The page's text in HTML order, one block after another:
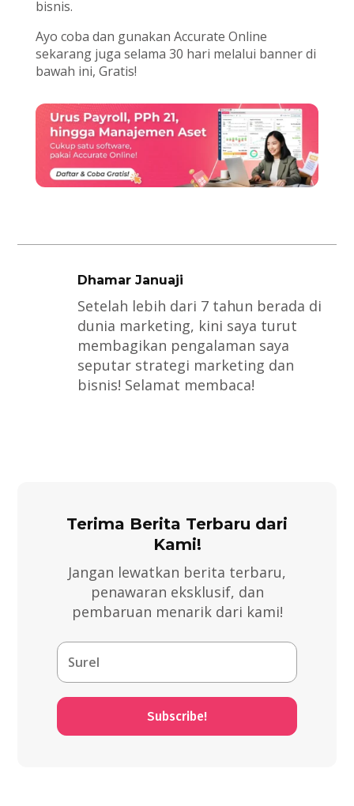
bisnis.
Ayo coba dan gunakan Accurate Online
sekarang juga selama 30 hari melalui banner di
bawah ini, Gratis!
Dhamar Januaji
Setelah lebih dari 7 tahun berada di
dunia marketing, kini saya turut
membagikan pengalaman saya
seputar strategi marketing dan
bisnis! Selamat membaca!
Terima Berita Terbaru dari
Kami!
Jangan lewatkan berita terbaru,
penawaran eksklusif, dan
pembaruan menarik dari kami!
Subscribe!